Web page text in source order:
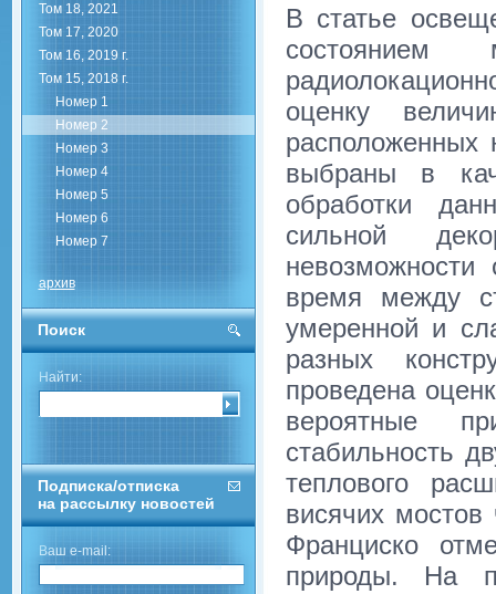
Том 18, 2021
Том 17, 2020
Том 16, 2019 г.
Том 15, 2018 г.
Номер 1
Номер 2
Номер 3
Номер 4
Номер 5
Номер 6
Номер 7
архив
Поиск
Найти:
Подписка/отписка
на рассылку новостей
Ваш e-mail:
В статье
оценку
выбраны в
обработки
сильной
невозможности
время между
умеренной и
разных
проведена
вероятные
стабильность
теплового
висячих
Франциско
природы. На